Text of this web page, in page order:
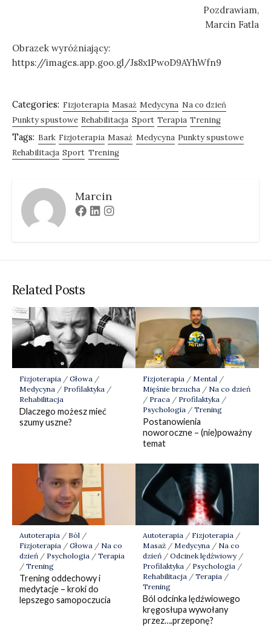
Pozdrawiam,
Marcin Fatla
Obrazek wyróżniający:
https://images.app.goo.gl/Js8x1PwoD9AYhWfn9
Categories: Fizjoterapia Masaż Medycyna Na co dzień
Punkty spustowe Rehabilitacja Sport Terapia Trening
Tags: Bark Fizjoterapia Masaż Medycyna Punkty spustowe
Rehabilitacja Sport Trening
Marcin
Facebook
LinkedinInstagram
Related Posts
Fizjoterapia / Głowa /
Medycyna / Profilaktyka /
Rehabilitacja
Dlaczego możesz mieć
szumy uszne?
Fizjoterapia / Mental /
Mięśnie brzucha / Na co dzień
/ Praca / Profilaktyka /
Psychologia / Trening
Postanowienia
noworoczne – (nie)poważny
temat
Autoterapia/ Ból/
Fizjoterapia/ Głowa/ Na co
dzień/ Psychologia/ Terapia
/ Trening
Trening oddechowy i
medytacje – kroki do
lepszego samopoczucia
Autoterapia/ Fizjoterapia/
Masaż/ Medycyna/ Na co
dzień/ Odcinek lędźwiowy/
Profilaktyka/ Psychologia/
Rehabilitacja/ Terapia/
Trening
Ból odcinka lędźwiowego
kręgosłupa wywołany
przez….przeponę?